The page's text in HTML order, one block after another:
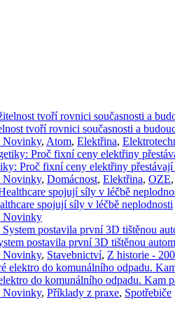
tvoří rovnici současnosti a
Novinky, Atom, Elektřina,
Proč fixní ceny elektřiny
Novinky, Domácnost, Elektřina, OZE
spojují síly v léčbě neplodnosti
Novinky
postavila první 3D tištěnou
Novinky, Stavebnictví, Z historie -
do komunálního odpadu. Kam
Novinky, Příklady z praxe, Spotřebiče